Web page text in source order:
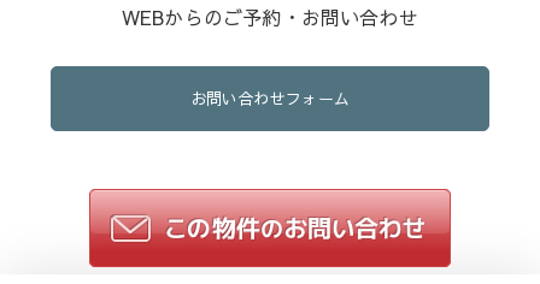
WEBからのご予約・お問い合わせ
お問い合わせフォーム